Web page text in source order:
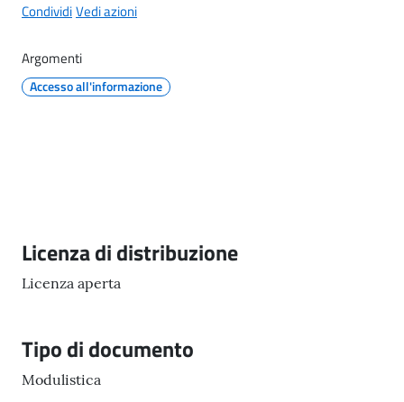
il
t
i
n
e
CondividiVedi azioni
Argomenti
Accesso all'informazione
Descrizione
Licenza di distribuzione
Licenza aperta
Tipo di documento
Modulistica